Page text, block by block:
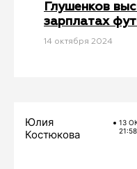
Глушенков
зарплатах
14 октября 2024
Юлия
Костюкова
13
21:58